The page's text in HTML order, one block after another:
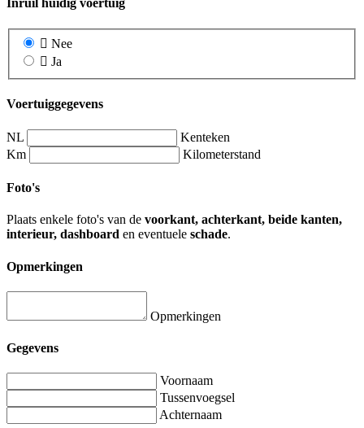
Inruil huidig voertuig
Nee
Ja
Voertuiggegevens
NL
Kenteken
Km
Kilometerstand
Foto's
Plaats enkele foto's van de voorkant, achterkant, beide kanten,
interieur, dashboard en eventuele schade.
Opmerkingen
Opmerkingen
Gegevens
Voornaam
Tussenvoegsel
Achternaam